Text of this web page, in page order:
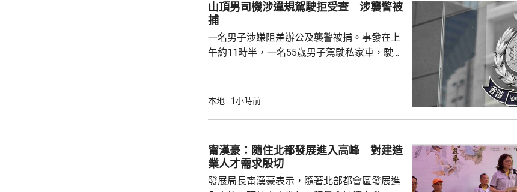
一兩分鐘已經大汗淋漓、衣服濕透，甚至有輕
微中暑感覺，不過因為預約了球場所以繼續踢
球。亦有市民指，在街上...
山頂男司機涉違規駕駛拒受查 涉襲警被
捕
一名男子涉嫌阻差辦公及襲警被捕。事發在上
午約11時半，一名55歲男子駕駛私家車，駛至
作，並以手襲擊警員，導致他的鼻受傷，其他
本地 1小時前
甯漢豪：隨住北都發展進入高峰 對建造
業人才需求殷切
發展局長甯漢豪表示，隨著北部都會區發展進